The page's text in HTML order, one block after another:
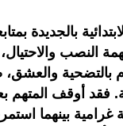
بالجديدة
بتهمة النصب
بالتضحية والعشق،
53 سنة. فقد أوقف
غرامية بينهما